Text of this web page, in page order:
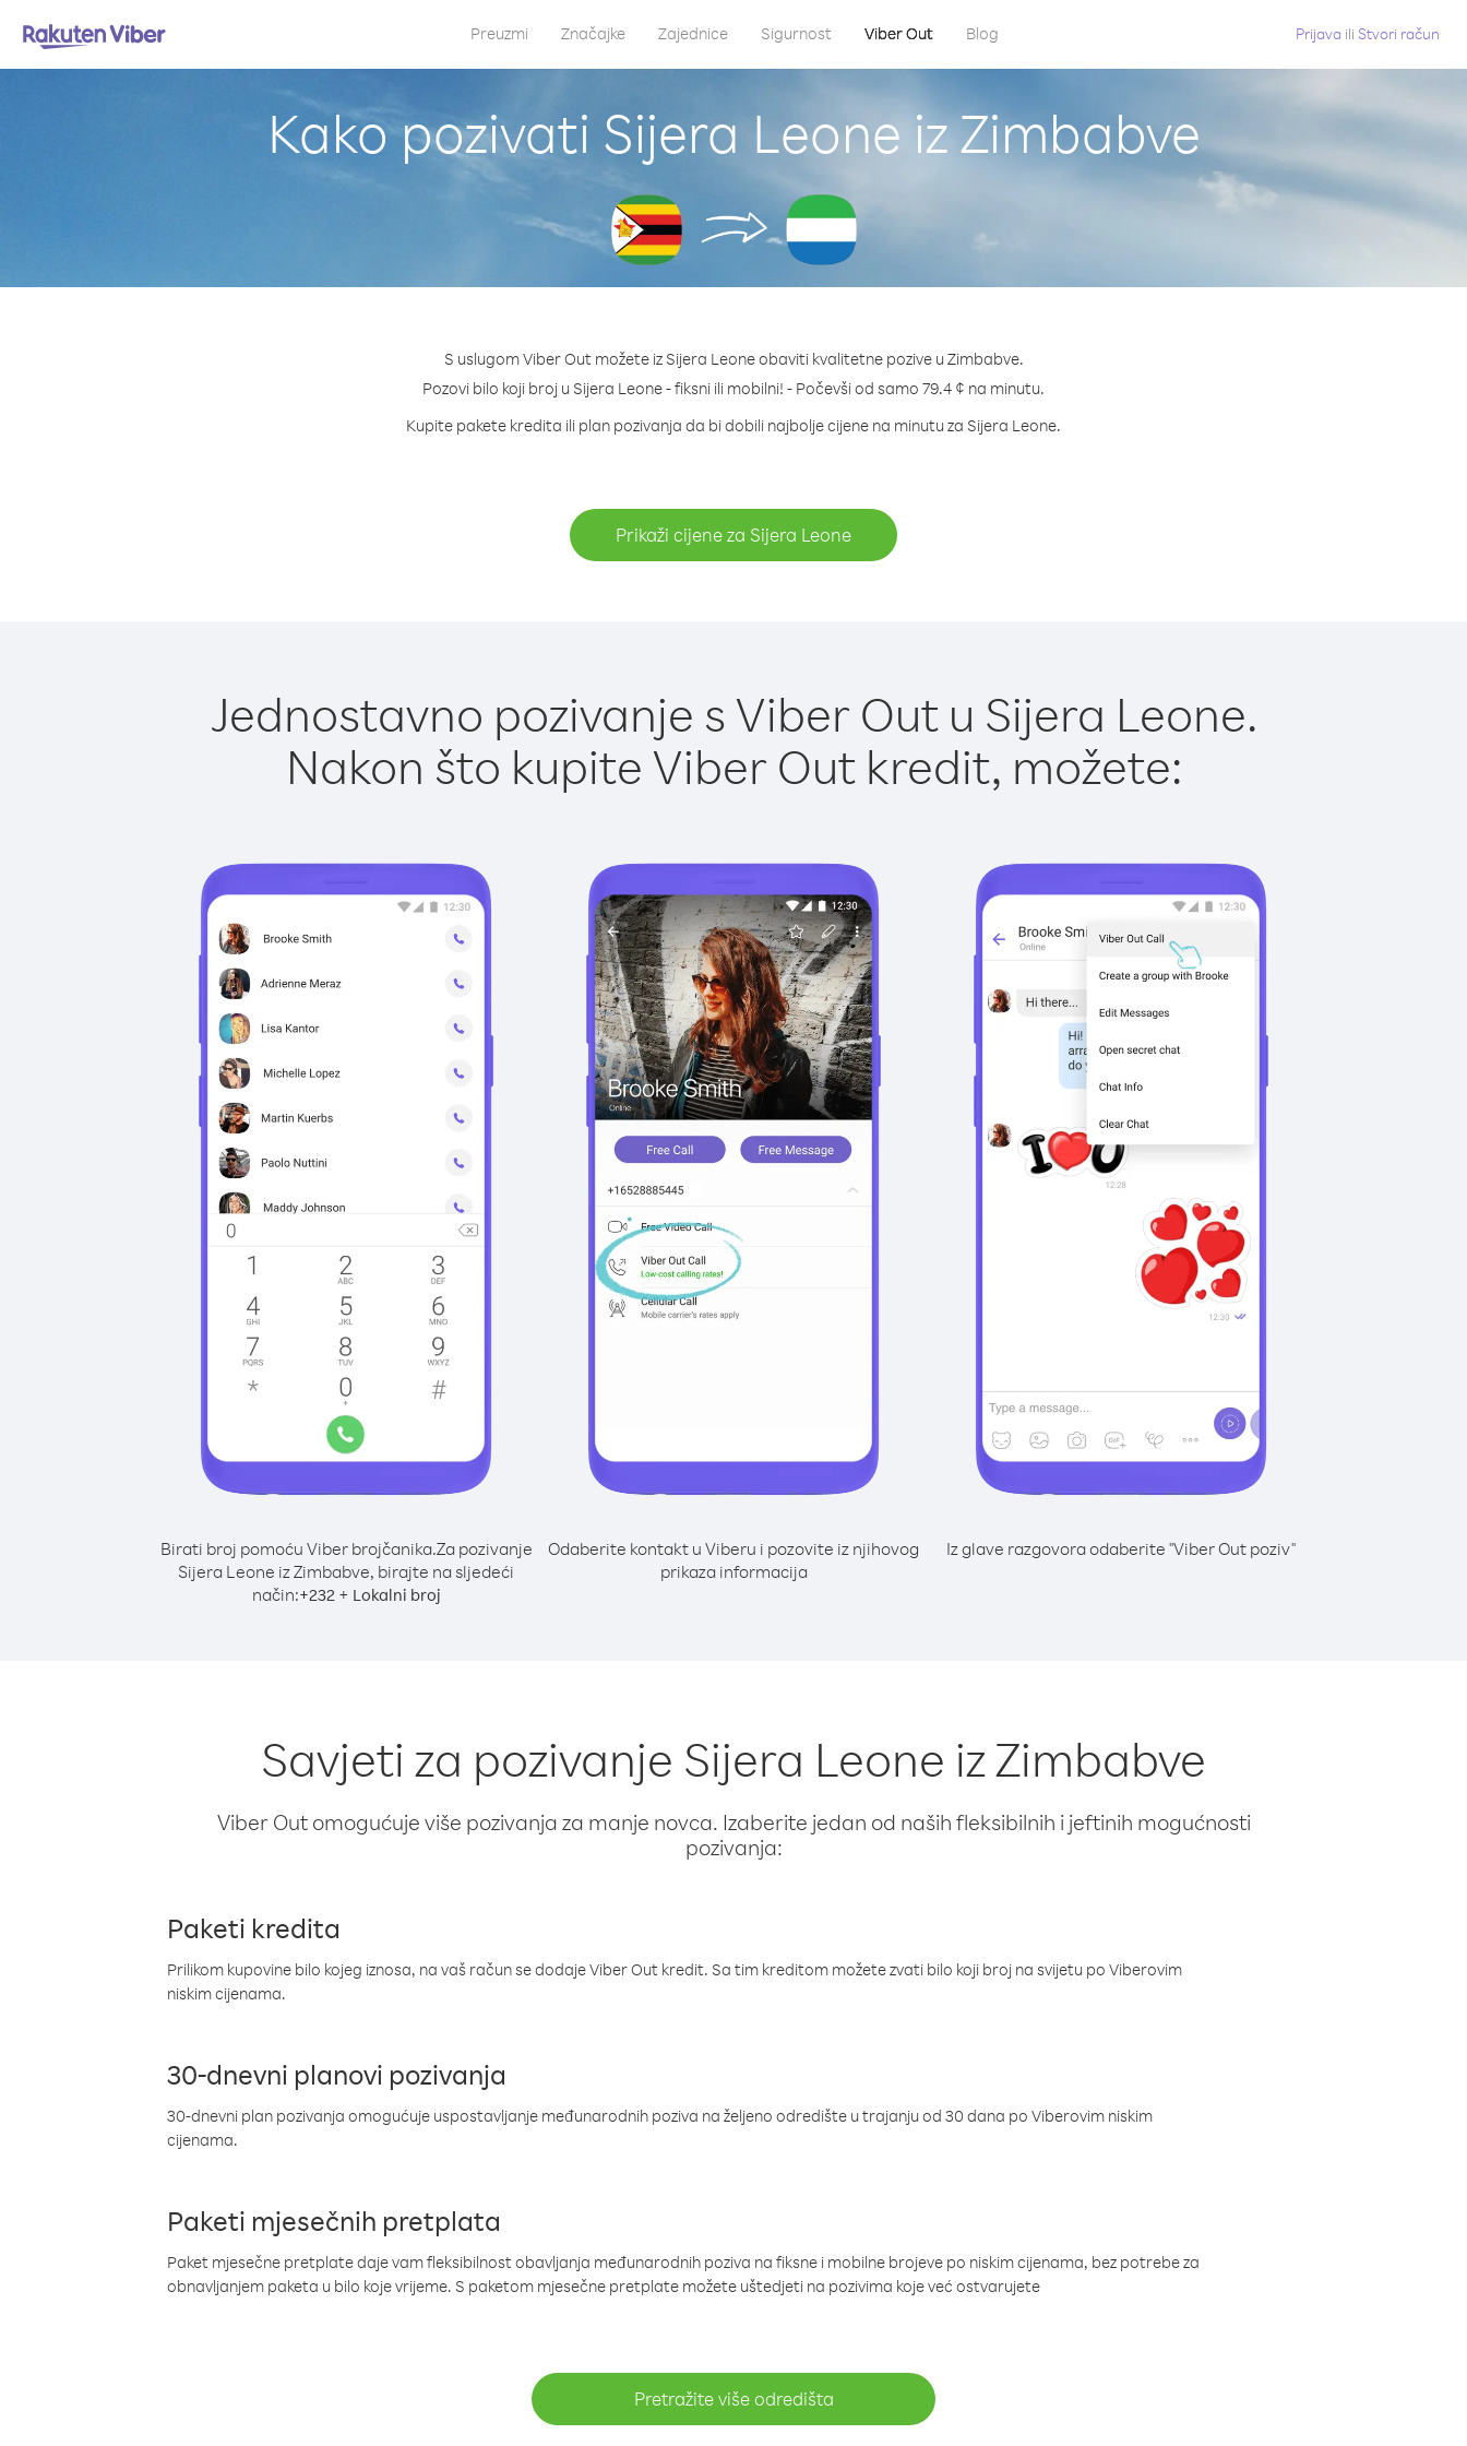
Preuzmi Značajke Zajednice Sigurnost Viber Out Blog Prijava ili Stvori račun
Kako pozivati Sijera Leone iz Zimbabve
S uslugom Viber Out možete iz Sijera Leone obaviti kvalitetne pozive u Zimbabve.
Pozovi bilo koji broj u Sijera Leone - fiksni ili mobilni! - Počevši od samo 79.4 ¢ na minutu.
Kupite pakete kredita ili plan pozivanja da bi dobili najbolje cijene na minutu za Sijera Leone.
Prikaži cijene za Sijera Leone
Jednostavno pozivanje s Viber Out u Sijera Leone.
Nakon što kupite Viber Out kredit, možete:
Birati broj pomoću Viber brojčanika.Za pozivanje
Sijera Leone iz Zimbabve, birajte na sljedeći
način:+232+ Lokalni broj
Odaberite kontakt u Viberu i pozovite iz njihovog
prikaza informacija
Iz glave razgovora odaberite "Viber Out poziv"
Savjeti za pozivanje Sijera Leone iz Zimbabve
Viber Out omogućuje više pozivanja za manje novca. Izaberite jedan od naših fleksibilnih i jeftinih mogućnosti
pozivanja:
Paketi kredita
Prilikom kupovine bilo kojeg iznosa, na vaš račun se dodaje Viber Out kredit. Sa tim kreditom možete zvati bilo koji broj na svijetu po Viberovim
niskim cijenama.
30-dnevni planovi pozivanja
30-dnevni plan pozivanja omogućuje uspostavljanje međunarodnih poziva na željeno odredište u trajanju od 30 dana po Viberovim niskim
cijenama.
Paketi mjesečnih pretplata
Paket mjesečne pretplate daje vam fleksibilnost obavljanja međunarodnih poziva na fiksne i mobilne brojeve po niskim cijenama, bez potrebe za
obnavljanjem paketa u bilo koje vrijeme. S paketom mjesečne pretplate možete uštedjeti na pozivima koje već ostvarujete
Pretražite više odredišta